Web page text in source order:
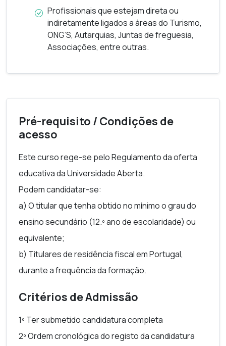
Profissionais que estejam direta ou
indiretamente ligados a áreas do Turismo,
ONG’S, Autarquias, Juntas de freguesia,
Associações, entre outras.
Pré-requisito / Condições de
acesso
Este curso rege-se pelo Regulamento da oferta
educativa da Universidade Aberta.
Podem candidatar-se:
a) O titular que tenha obtido no mínimo o grau do
ensino secundário (12.º ano de escolaridade) ou
equivalente;
b) Titulares de residência fiscal em Portugal,
durante a frequência da formação.
Critérios de Admissão
1º Ter submetido candidatura completa
2º Ordem cronológica do registo da candidatura